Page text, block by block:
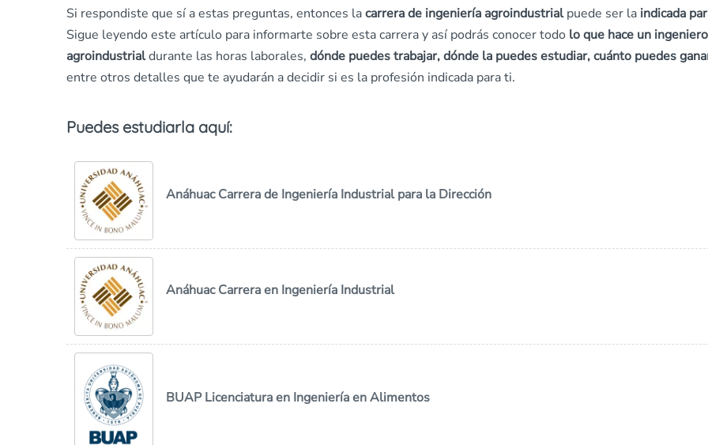
Si respondiste que sí a estas preguntas, entonces lacarrera de ingeniería agroindustrialpuede ser la indicada
Sigue leyendo este artículo para informarte sobre esta carrera y así podrás conocer todo lo que hace un ingeniero
agroindustrialdurante las horas laborales, dónde puedes trabajar, dónde la puedes estudiar, cuánto puedes
entre otros detalles que te ayudarán a decidir si es la profesión indicada para ti.
Puedes estudiarla aquí:
Anáhuac Carrera de Ingeniería Industrial para la Dirección
Anáhuac Carrera en Ingeniería Industrial
BUAP Licenciatura en Ingeniería en Alimentos